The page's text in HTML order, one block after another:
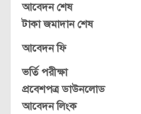
আবেদন শেষ
টাকা জমাদান শেষ
আবেদন ফি
ভর্তি পরীক্ষা
প্রবেশপত্র ডাউনলোড
আবেদন লিংক